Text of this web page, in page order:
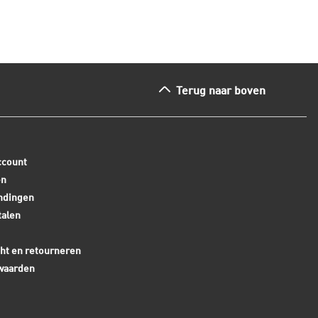
Terug naar boven
en retourneren